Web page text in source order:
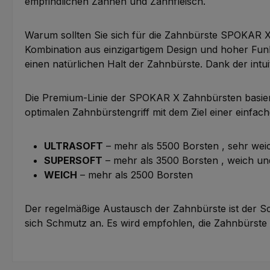
Warum sollten Sie sich für die Zahnbürste
Kombination aus einzigartigem Design und hoher
einen natürlichen Halt der Zahnbürste. Dank der
Die Premium-Linie der SPOKAR X Zahnbürsten
optimalen Zahnbürstengriff mit dem Ziel einer
ULTRASOFT – mehr als 5500 Borsten , sehr
SUPERSOFT – mehr als 3500 Borsten , weich
WEICH – mehr als 2500 Borsten
Der regelmäßige Austausch der Zahnbürste ist der
sich Schmutz an. Es wird empfohlen, die